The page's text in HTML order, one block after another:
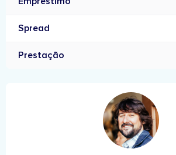
Spread
Prestação